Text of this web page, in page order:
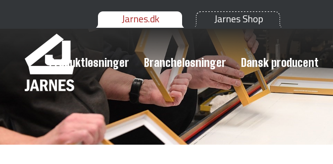
Jarnes.dk Jarnes Shop
Produktløsninger Brancheløsninger Dansk producent